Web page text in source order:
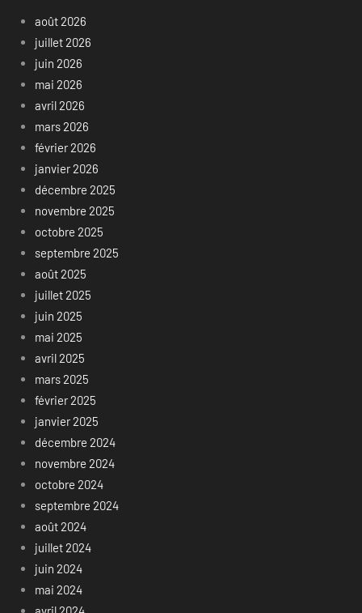
août 2026
juillet 2026
juin 2026
mai 2026
avril 2026
mars 2026
février 2026
janvier 2026
décembre 2025
novembre 2025
octobre 2025
septembre 2025
août 2025
juillet 2025
juin 2025
mai 2025
avril 2025
mars 2025
février 2025
janvier 2025
décembre 2024
novembre 2024
octobre 2024
septembre 2024
août 2024
juillet 2024
juin 2024
mai 2024